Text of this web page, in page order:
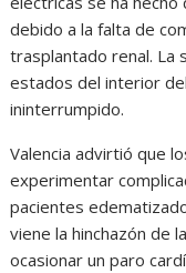
debido a la falta de
trasplantado renal. La
estados del interior
ininterrumpido.
Valencia advirtió que
experimentar
pacientes
viene la hinchazón de
ocasionar un paro